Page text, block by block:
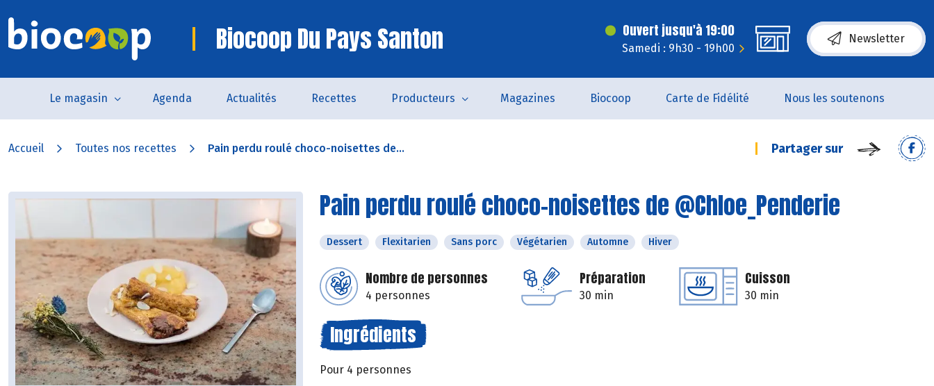
Biocoop Du Pays Santon Ouvert jusqu'à 19:00
Samedi : 9h30 - 19h00
Newsletter
Le magasin Agenda Actualités Recettes Producteurs Magazines Biocoop Carte de Fidélité Nous les soutenons
Accueil Toutes nos recettes Pain perdu roulé choco-noisettes de... Partager sur
Pain perdu roulé choco-noisettes de @Chloe_Penderie
Dessert Flexitarien Sans porc Végétarien Automne Hiver
Nombre de personnes
4 personnes
Préparation
30 min
Cuisson
30 min
Ingrédients
Pour 4 personnes